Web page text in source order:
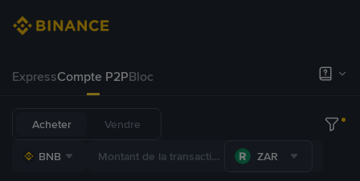
ExpressCompte P2PBloc
Acheter Vendre
BNB ZAR